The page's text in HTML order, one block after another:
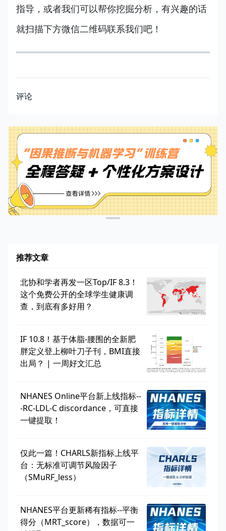
指导，或者我们可以帮你挖掘分析，有兴趣的话
就扫描下方微信二维码联系我们吧！
评论
推荐文章
北协和学者再发一区Top/IF 8.3！
这个免费公开的全球学生健康调
查，到底有多好用？
IF 10.8！基于体脂-腰围的全新肥
胖定义登上柳叶刀子刊，BMI直接
出局？ | 一周好文汇总
NHANES Online平台新上线指标--
-RC-LDL-C discordance，可直接
一键提取！
仅此一篇！CHARLS新指标上线平
台：无标准可调节风险因子
（SMuRF_less）
NHANES平台更新稀有指标--平衡
得分（MRT_score），数据可一